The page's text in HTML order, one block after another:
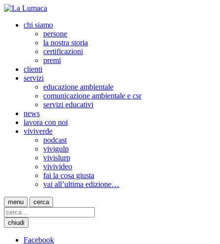
chi siamo
persone
la nostra storia
certificazioni
premi
clienti
servizi
educazione ambientale
comunicazione ambientale e csr
servizi educativi
news
lavora con noi
viviverde
podcast
vivigulp
vivislurp
vivivideo
fai la cosa giusta
vai all’ultima edizione…
menu cerca
chiudi
Facebook